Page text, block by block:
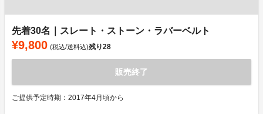
先着30名｜スレート・ストーン・ラバーベルト
¥9,800 (税込/送料込)残り28
販売終了
ご提供予定時期：2017年4月頃から